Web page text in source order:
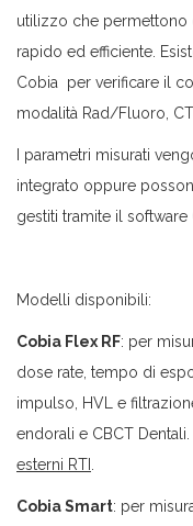
utilizzo che permettono
rapido ed efficiente.
Cobia per verificare il
modalità Rad/Fluoro,
I parametri misurati
integrato oppure
gestiti tramite il software
Modelli disponibili:
Cobia Flex RF: per
dose rate, tempo di
impulso, HVL e
endorali e CBCT
esterni RTI
Cobia Smart: per